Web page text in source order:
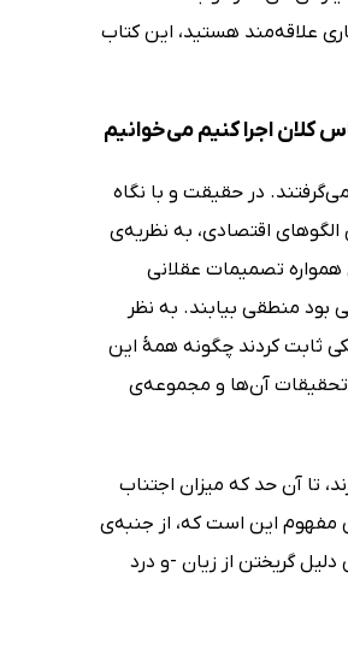
علاقه‌مند هستید، این کتاب
کلان اجرا کنیم می‌خوانیم
در حقیقت و با نگاه
اقتصادی، به نظریه‌ی
همواره تصمیمات عقلانی
بود منطقی بیابند. به نظر
ثابت کردند چگونه همۀ این
تحقیقات آن‌ها و مجموعه‌ی
تا آن حد که میزان اجتناب
مفهوم این است که، از جنبه‌ی
گریختن از زیان -و درد